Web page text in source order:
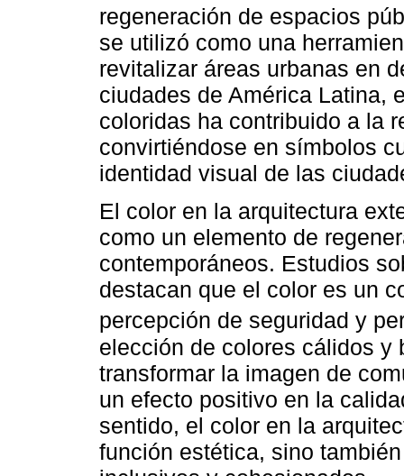
regeneración de espacios
se utilizó como una
revitalizar áreas urbanas en
ciudades de América Latina,
coloridas ha contribuido a la
convirtiéndose en símbolos
identidad visual de las
El color en la arquitectura
como un elemento de
contemporáneos. Estudios
destacan que el color es un
percepción de seguridad y
elección de colores cálidos y
transformar la imagen de
un efecto positivo en la
sentido, el color en la
función estética, sino